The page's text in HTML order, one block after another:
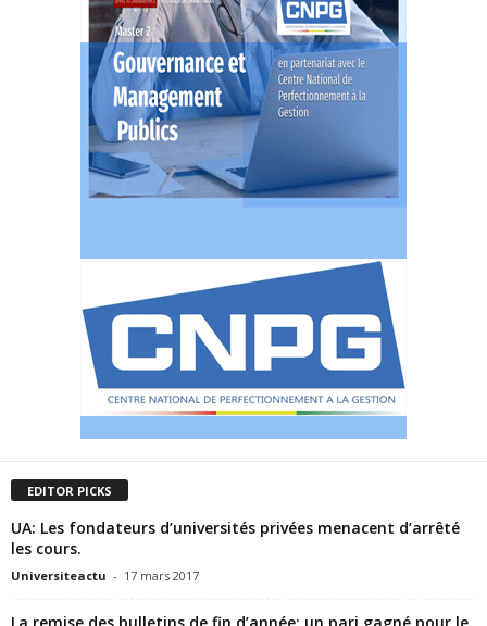
EDITOR PICKS
UA: Les fondateurs d’universités privées menacent d’arrêté
les cours.
Universiteactu - 17 mars 2017